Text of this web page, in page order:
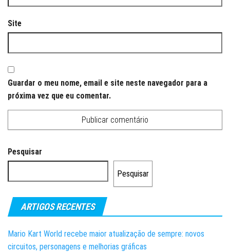
Site
Guardar o meu nome, email e site neste navegador para a
próxima vez que eu comentar.
Pesquisar
Pesquisar
ARTIGOS RECENTES
Mario Kart World recebe maior atualização de sempre: novos
circuitos, personagens e melhorias gráficas